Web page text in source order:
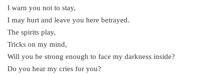
I warn you not to stay,
I may hurt and leave you here betrayed.
The spirits play,
Tricks on my mind,
Will you be strong enough to face my darkness inside?
Do you hear my cries for you?